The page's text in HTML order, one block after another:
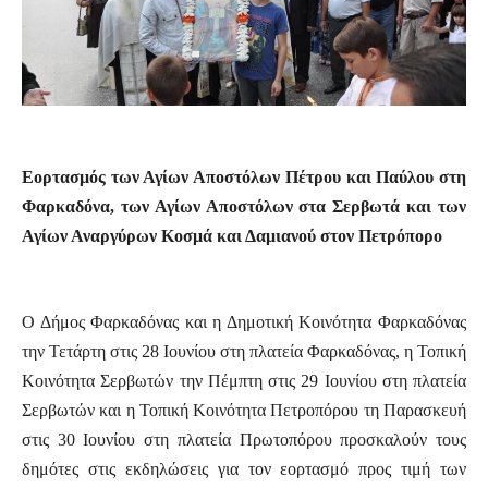
Εορτασμός των Αγίων Αποστόλων Πέτρου και Παύλου στη
Φαρκαδόνα, των Αγίων Αποστόλων στα Σερβωτά και των
Αγίων Αναργύρων Κοσμά και Δαμιανού στον Πετρόπορο
Ο Δήμος Φαρκαδόνας και η Δημοτική Κοινότητα Φαρκαδόνας
την Τετάρτη στις 28 Ιουνίου στη πλατεία Φαρκαδόνας, η Τοπική
Κοινότητα Σερβωτών την Πέμπτη στις 29 Ιουνίου στη πλατεία
Σερβωτών και η Τοπική Κοινότητα Πετροπόρου τη Παρασκευή
στις 30 Ιουνίου στη πλατεία Πρωτοπόρου προσκαλούν τους
δημότες στις εκδηλώσεις για τον εορτασμό προς τιμή των